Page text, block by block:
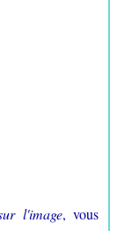
l'image, vous